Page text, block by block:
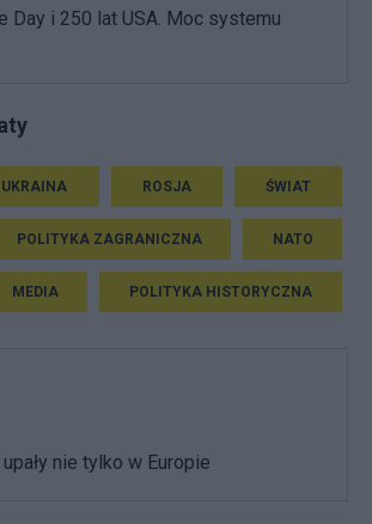
Day i 250 lat USA. Moc systemu
UKRAINA ROSJA ŚWIAT
POLITYKA ZAGRANICZNA NATO
MEDIA POLITYKA HISTORYCZNA
nie tylko w Europie